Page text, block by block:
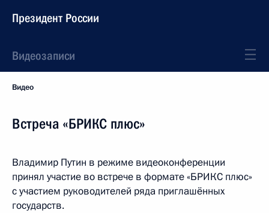
Президент России
Видеозаписи
Видео
Встреча «БРИКС плюс»
Владимир Путин в режиме видеоконференции
принял участие во встрече в формате «БРИКС плюс»
с участием руководителей ряда приглашённых
государств.